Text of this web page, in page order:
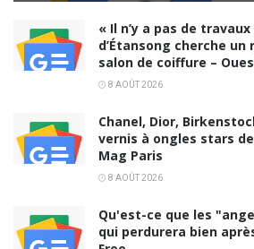
« Il n’y a pas de
d’Étansong cherche
salon de coiffure –
8 AOÛT 2026
Chanel, Dior,
vernis à ongles stars de
Mag Paris
8 AOÛT 2026
Qu'est-ce que les
qui perdurera bien